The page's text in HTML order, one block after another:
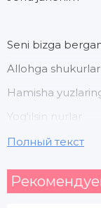
Seni bizga
Allohga shukurlar
Hamisha
Yog'ilsin nurlar
Mening jonim
Полный текст